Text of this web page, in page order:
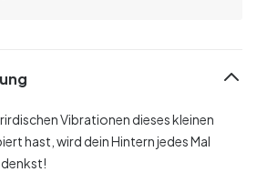
Vibrationen dieses kleinen
hast, wird dein Hintern jedes Mal
denkst!